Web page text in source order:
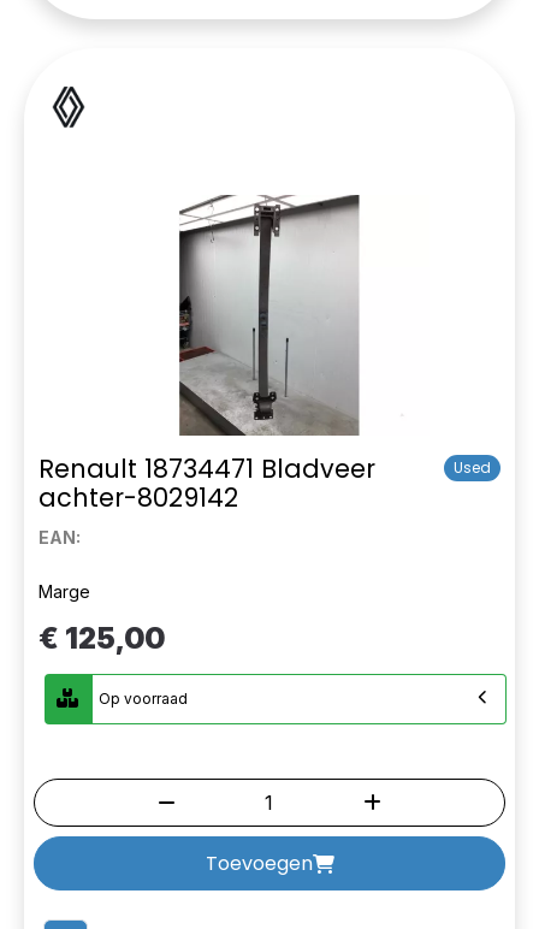
Renault 18734471 Bladveer
achter-8029142
Used
EAN:
Marge
€ 125,00
Op voorraad
Toevoegen